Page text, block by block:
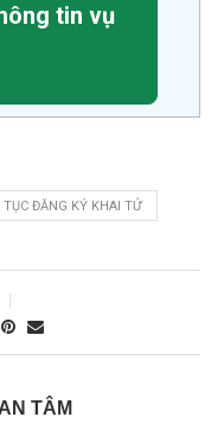
tin vụ
TỤC ĐĂNG KÝ KHAI TỬ
TÂM